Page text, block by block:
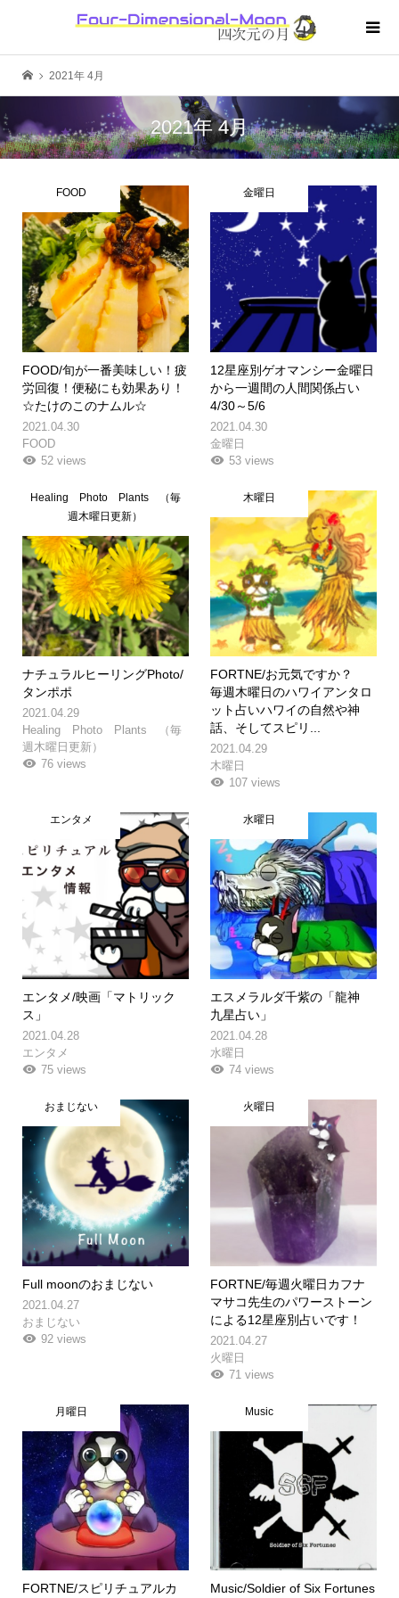
2021年 4月
2021年 4月
FOOD
FOOD/旬が一番美味しい！疲
労回復！便秘にも効果あり！
☆たけのこのナムル☆
2021.04.30
FOOD
52 views
金曜日
12星座別ゲオマンシー金曜日
から一週間の人間関係占い
4/30～5/6
2021.04.30
金曜日
53 views
Healing Photo Plants （毎
週木曜日更新）
ナチュラルヒーリングPhoto/
タンポポ
2021.04.29
Healing Photo Plants （毎
週木曜日更新）
76 views
木曜日
FORTNE/お元気ですか？
毎週木曜日のハワイアンタロ
ット占いハワイの自然や神
話、そしてスピリ...
2021.04.29
木曜日
107 views
エンタメ
エンタメ/映画「マトリック
ス」
2021.04.28
エンタメ
75 views
水曜日
エスメラルダ千紫の「龍神
九星占い」
2021.04.28
水曜日
74 views
おまじない
Full moonのおまじない
2021.04.27
おまじない
92 views
火曜日
FORTNE/毎週火曜日カフナ
マサコ先生のパワーストーン
による12星座別占いです！
2021.04.27
火曜日
71 views
月曜日
FORTNE/スピリチュアルカ
Music
Music/Soldier of Six Fortunes